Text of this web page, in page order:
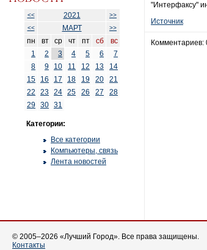
<< 2021
>>
<<
МАРТ >>
пн вт ср чт пт сб
вс
1
2 3 4 5 6
7
8
9 10 11 12 13
14
15
16 17 18 19 20
21
22
23 24 25 26 27
28
29 30 31
Категории:
Все категории
Компьютеры, связь
Лента новостей
"Интерфаксу"
Источник
Комментариев:
© 2005–2026 «Лучший Город». Все права защищены.
Контакты